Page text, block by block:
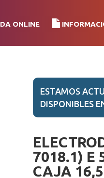
ONLINE
ESTAMOS
DISPONIBLES
7018.1) E
CAJA